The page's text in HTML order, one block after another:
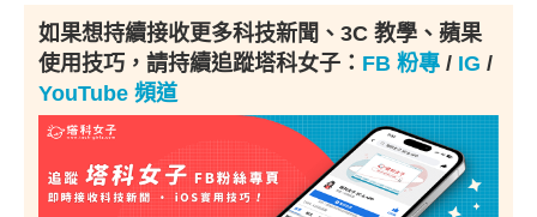
如果想持續接收更多科技新聞、3C 教學、蘋果
使用技巧，請持續追蹤塔科女子： FB 粉專 / IG /
YouTube 頻道